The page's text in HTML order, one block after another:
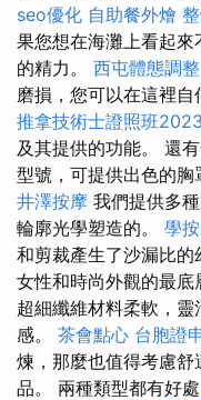
seo優化 自助餐外燴
果您想在海灘上看起
的精力。 西屯體態調整
磨損，您可以在這裡自
推拿技術士證照班2023
及其提供的功能。 還
型號，可提供出色的胸
井澤按摩 我們提供多
輪廓光學塑造的。 學
和剪裁產生了沙漏比的
女性和時尚外觀的最底
超細纖維材料柔軟，
感。 茶會點心 台胞證
煉，那麼也值得考慮
品。 兩種類型都有好